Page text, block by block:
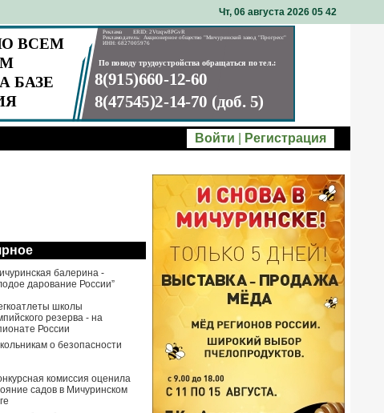
Чт, 06 августа 2026 05 42
Войти Регистрация
балерина -
дарование России”
школы
резерва - на
России
о безопасности
комиссия оценила
садов в Мичуринском